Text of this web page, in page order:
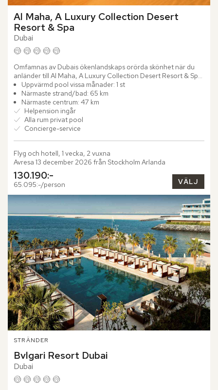
Al Maha, A Luxury Collection Desert
Resort & Spa
Dubai
Omfamnas av Dubais ökenlandskaps orörda skönhet när du
anländer till Al Maha, A Luxury Collection Desert Resort & Spa.
Bli en del av Dubai Desert Conservation Reserve och njut av...
Uppvärmd pool vissa månader: 1 st
Närmaste strand/bad: 65 km
Närmaste centrum: 47 km
Helpension ingår
Alla rum privat pool
Concierge-service
Flyg och hotell, 1 vecka, 2 vuxna
Avresa 13 december 2026 från Stockholm Arlanda
130.190:-
65.095:-/person VÄLJ
STRÄNDER
Bvlgari Resort Dubai
Dubai